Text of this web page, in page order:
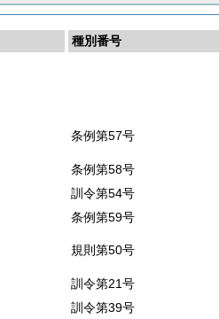
種別番号
条例第57号
条例第58号
訓令第54号
条例第59号
規則第50号
訓令第21号
訓令第39号